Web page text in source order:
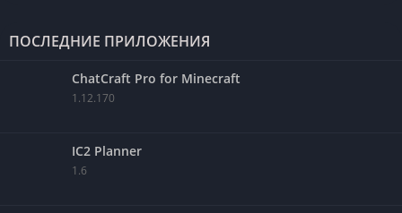
ПОСЛЕДНИЕ ПРИЛОЖЕНИЯ
ChatCraft Pro for Minecraft
1.12.170
IC2 Planner
1.6